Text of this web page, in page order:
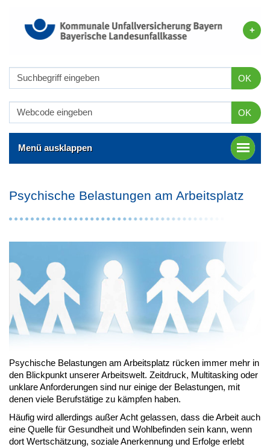
OK
OK
Menü ausklappen
Psychische Belastungen am Arbeitsplatz
Psychische Belastungen am Arbeitsplatz rücken immer mehr in
den Blickpunkt unserer Arbeitswelt. Zeitdruck, Multitasking oder
unklare Anforderungen sind nur einige der Belastungen, mit
denen viele Berufstätige zu kämpfen haben.
Häufig wird allerdings außer Acht gelassen, dass die Arbeit auch
eine Quelle für Gesundheit und Wohlbefinden sein kann, wenn
dort Wertschätzung, soziale Anerkennung und Erfolge erlebt